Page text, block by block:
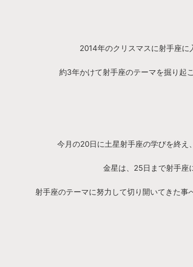
2014年のクリスマスに射手座に
約3年かけて射手座のテーマを掘り起
今月の20日に土星射手座の学びを終え
金星は、25日まで射手座
射手座のテーマに努力して切り開いてきた事